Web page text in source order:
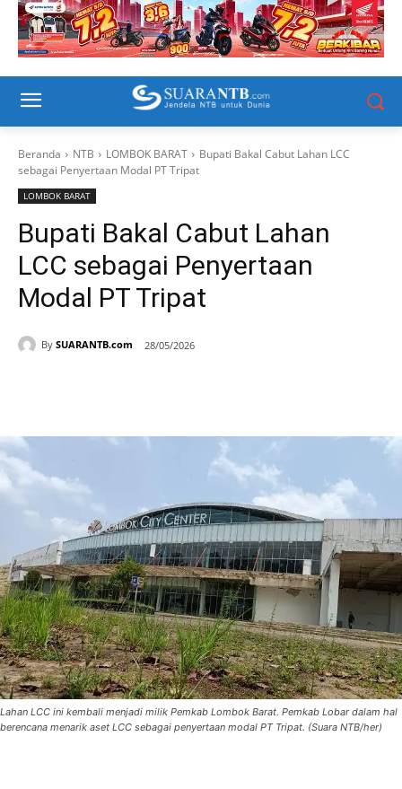
Beranda NTB LOMBOK BARAT
Bupati Bakal Cabut Lahan LCC
sebagai Penyertaan Modal PT Tripat
LOMBOK BARAT
Bupati Bakal Cabut Lahan
LCC sebagai Penyertaan
Modal PT Tripat
By SUARANTB.com 28/05/2026
Lahan LCC ini kembali menjadi milik Pemkab Lombok Barat. Pemkab Lobar dalam hal
berencana menarik aset LCC sebagai penyertaan modal PT Tripat. (Suara NTB/her)